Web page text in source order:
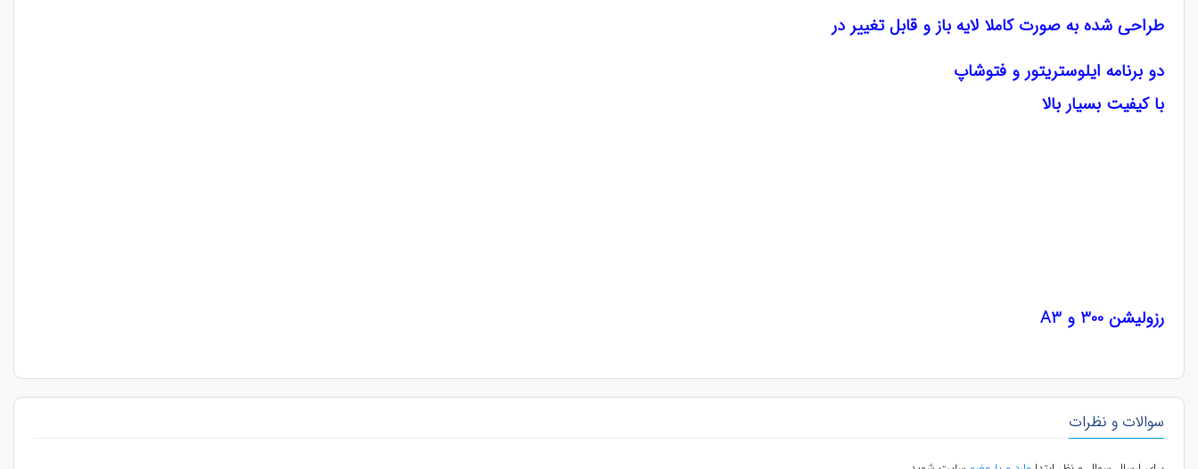
طراحی شده به صورت کاملا لایه باز و قابل تغییر در
دو برنامه ایلوستریتور و فتوشاپ
با کیفیت بسیار بالا
رزولیشن 300 و A3
سوالات و نظرات